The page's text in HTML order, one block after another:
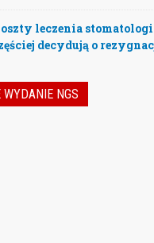
leczenia
decydują o
WYDANIE NGS